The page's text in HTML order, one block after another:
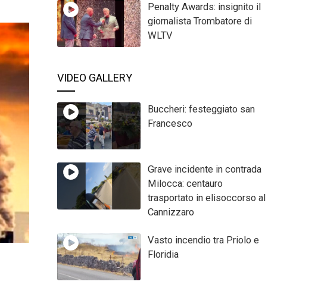
Penalty Awards: insignito il
giornalista Trombatore di
WLTV
VIDEO GALLERY
Buccheri: festeggiato san
Francesco
Grave incidente in contrada
Milocca: centauro
trasportato in elisoccorso al
Cannizzaro
Vasto incendio tra Priolo e
Floridia